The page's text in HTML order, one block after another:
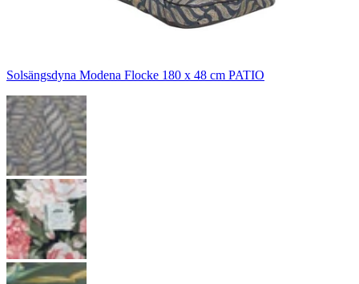
Solsängsdyna Modena Flocke 180 x 48 cm PATIO